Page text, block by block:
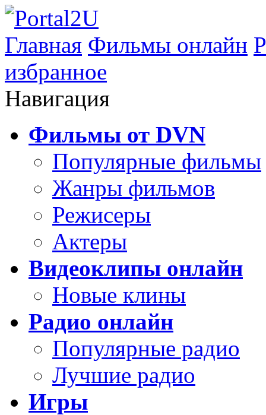
Главная Фильмы онлайн
избранное
Навигация
Фильмы от DVN
Популярные фильмы
Жанры фильмов
Режисеры
Актеры
Видеоклипы онлайн
Новые клины
Радио онлайн
Популярные радио
Лучшие радио
Игры